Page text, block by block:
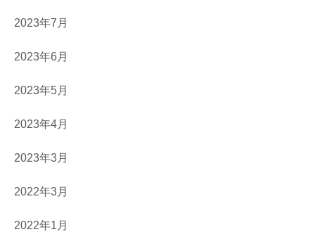
2023年7月
2023年6月
2023年5月
2023年4月
2023年3月
2022年3月
2022年1月